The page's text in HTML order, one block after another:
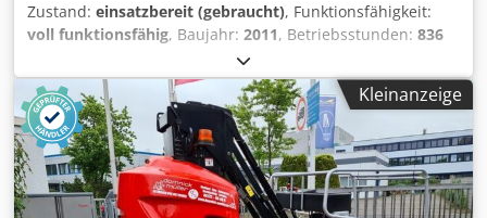
Zustand: einsatzbereit (gebraucht), Funktionsfähigkeit:
voll funktionsfähig, Baujahr: 2011, Betriebsstunden: 836
, Maschinen-/Fahrzeugnummer:
kW (1,63 PS), Tragkraft:200 kg, Hubhöhe:10.000 mm,
Kein Mindestpreis - garantierter Verkauf zum höchsten
Gebot! TECHNISCHE DETAILS Hubhöhe: 10.000 mm
Belastung max.: 200 kg Seitenlast max.: 400 N Zulässige
Neigung max.: 3° MASCHINEN-DETAILS Betriebsstunden:
836 h Crjdpoziz Tuefx Airof Gesamtgewicht: 2.735 kg
Kleinanzeige